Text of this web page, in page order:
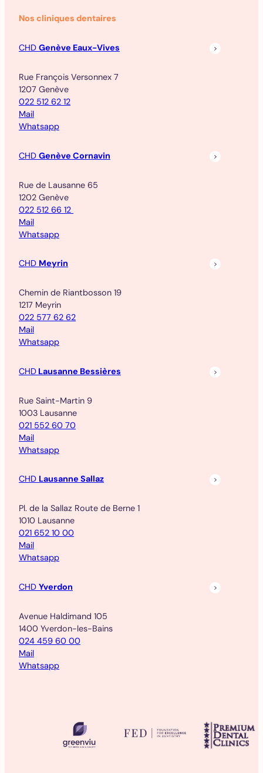
Nos cliniques dentaires
CHD Genève Eaux-Vives
Rue François Versonnex 7
1207 Genève
022 512 62 12
Mail
Whatsapp
CHD Genève Cornavin
Rue de Lausanne 65
1202 Genève
022 512 66 12
Mail
Whatsapp
CHD Meyrin
Chemin de Riantbosson 19
1217 Meyrin
022 577 62 62
Mail
Whatsapp
CHD Lausanne Bessières
Rue Saint-Martin 9
1003 Lausanne
021 552 60 70
Mail
Whatsapp
CHD Lausanne Sallaz
Pl. de la Sallaz Route de Berne 1
1010 Lausanne
021 652 10 00
Mail
Whatsapp
CHD Yverdon
Avenue Haldimand 105
1400 Yverdon-les-Bains
024 459 60 00
Mail
Whatsapp